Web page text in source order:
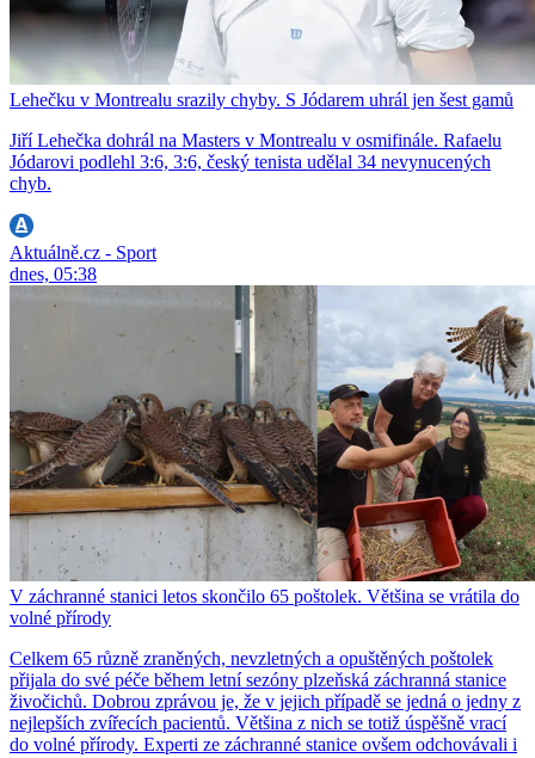
Lehečku v Montrealu srazily chyby. S Jódarem uhrál jen šest gamů
Jiří Lehečka dohrál na Masters v Montrealu v osmifinále. Rafaelu
Jódarovi podlehl 3:6, 3:6, český tenista udělal 34 nevynucených
chyb.
Aktuálně.cz - Sport
dnes, 05:38
V záchranné stanici letos skončilo 65 poštolek. Většina se vrátila do
volné přírody
Celkem 65 různě zraněných, nevzletných a opuštěných poštolek
přijala do své péče během letní sezóny plzeňská záchranná stanice
živočichů. Dobrou zprávou je, že v jejich případě se jedná o jedny z
nejlepších zvířecích pacientů. Většina z nich se totiž úspěšně vrací
do volné přírody. Experti ze záchranné stanice ovšem odchovávali i